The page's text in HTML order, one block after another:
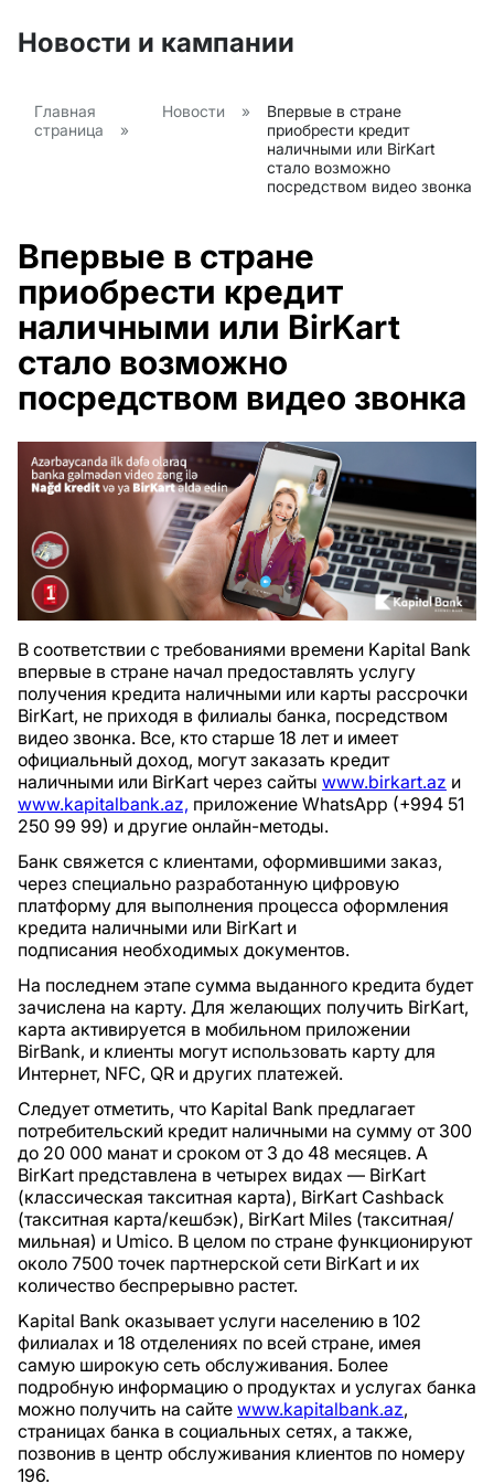
Новости и кампании
Главная
страница
»
Новости »
Впервые в стране
приобрести кредит
наличными или BirKart
стало возможно
посредством видео звонка
Впервые в стране
приобрести кредит
наличными или BirKart
стало возможно
посредством видео звонка
В соответствии с требованиями времени Kapital Bank
впервые в стране начал предоставлять услугу
получения кредита наличными или карты рассрочки
BirKart, не приходя в филиалы банка, посредством
видео звонка. Все, кто старше 18 лет и имеет
официальный доход, могут заказать кредит
наличными или BirKart через сайты www.birkart.az и
www.kapitalbank.az, приложение WhatsApp (+994 51
250 99 99) и другие онлайн-методы.
Банк свяжется с клиентами, оформившими заказ,
через специально разработанную цифровую
платформу для выполнения процесса оформления
кредита наличными или BirKart и
подписания необходимых документов.
На последнем этапе сумма выданного кредита будет
зачислена на карту. Для желающих получить BirKart,
карта активируется в мобильном приложении
BirBank, и клиенты могут использовать карту для
Интернет, NFC, QR и других платежей.
Следует отметить, что Kapital Bank предлагает
потребительский кредит наличными на сумму от 300
до 20 000 манат и сроком от 3 до 48 месяцев. А
BirKart представлена в четырех видах — BirKart
(классическая такситная карта), BirKart Cashback
(такситная карта/кешбэк), BirKart Miles (такситная/
мильная) и Umico. В целом по стране функционируют
около 7500 точек партнерской сети BirKart и их
количество беспрерывно растет.
Kapital Bank оказывает услуги населению в 102
филиалах и 18 отделениях по всей стране, имея
самую широкую сеть обслуживания. Более
подробную информацию о продуктах и услугах банка
можно получить на сайте www.kapitalbank.az,
страницах банка в социальных сетях, а также,
позвонив в центр обслуживания клиентов по номеру
196.